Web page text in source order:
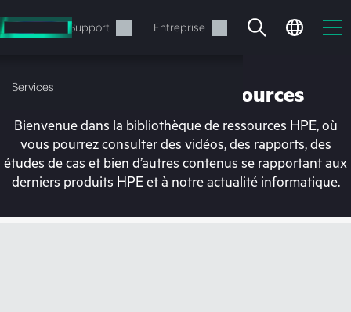
au
contenu
Support Entreprise
Services
Votre panier est
Bibliothèque de ressources
Bienvenue dans la bibliothèque de ressources HPE, où
vous pourrez consulter des vidéos, des rapports, des
études de cas et bien d’autres contenus se rapportant aux
derniers produits HPE et à notre actualité informatique.